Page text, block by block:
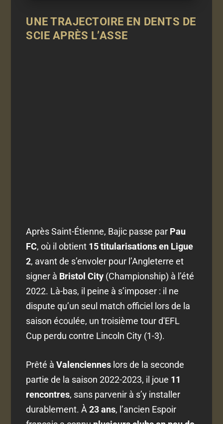
UNE TRAJECTOIRE EN DENTS DE
SCIE APRÈS L’ASSE
Après Saint-Étienne, Bajic passe par Pau
FC, où il obtient 15 titularisations en Ligue
2, avant de s’envoler pour l’Angleterre et
signer à Bristol City (Championship) à l’été
2022. Là-bas, il peine à s’imposer : il ne
dispute qu’un seul match officiel lors de la
saison écoulée, un troisième tour d'EFL
Cup perdu contre Lincoln City (1-3).
Prêté àValenciennes lors de la seconde
partie de la saison 2022-2023, il joue 11
rencontres, sans parvenir à s’y installer
durablement. À23 ans, l’ancien Espoir